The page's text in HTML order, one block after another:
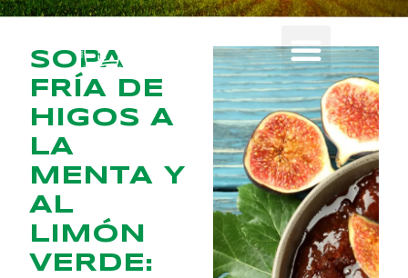
SOPA
FRÍA DE
HIGOS A
LA
MENTA Y
AL
LIMÓN
VERDE: